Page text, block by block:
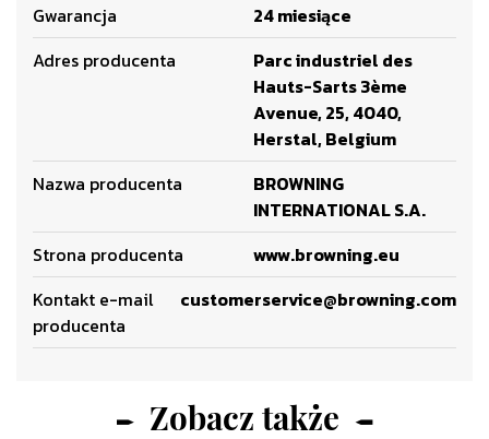
Gwarancja
24 miesiące
Adres producenta
Parc industriel des
Hauts-Sarts 3ème
Avenue, 25, 4040,
Herstal, Belgium
Nazwa producenta
BROWNING
INTERNATIONAL S.A.
Strona producenta
www.browning.eu
Kontakt e-mail
producenta
customerservice@browning.com
Zobacz także